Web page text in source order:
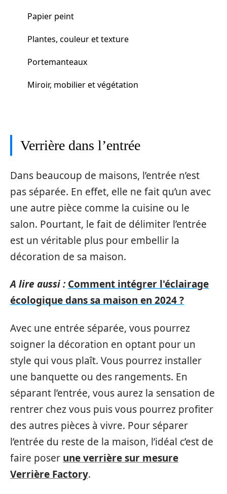
Papier peint
Plantes, couleur et texture
Portemanteaux
Miroir, mobilier et végétation
Verrière dans l’entrée
Dans beaucoup de maisons, l’entrée n’est
pas séparée. En effet, elle ne fait qu’un avec
une autre pièce comme la cuisine ou le
salon. Pourtant, le fait de délimiter l’entrée
est un véritable plus pour embellir la
décoration de sa maison.
A lire aussi : Comment intégrer l'éclairage
écologique dans sa maison en 2024 ?
Avec une entrée séparée, vous pourrez
soigner la décoration en optant pour un
style qui vous plaît. Vous pourrez installer
une banquette ou des rangements. En
séparant l’entrée, vous aurez la sensation de
rentrer chez vous puis vous pourrez profiter
des autres pièces à vivre. Pour séparer
l’entrée du reste de la maison, l’idéal c’est de
faire poser une verrière sur mesure
Verrière Factory.